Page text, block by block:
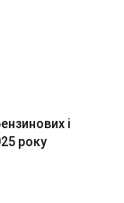
і
року